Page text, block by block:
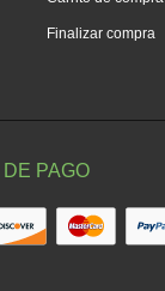
Finalizar compra
PAGO